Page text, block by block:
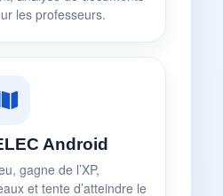
les professeurs.
Android
gagne de l’XP,
et tente d’atteindre le